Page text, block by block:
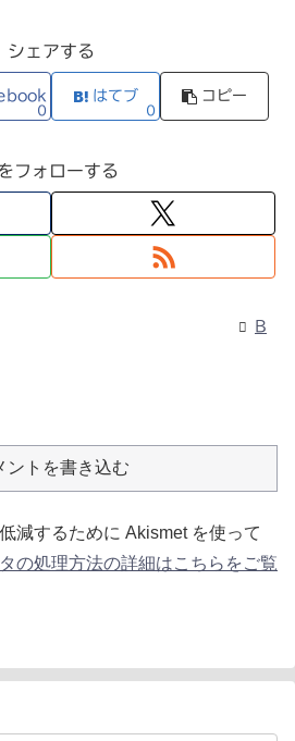
シェアする
0
はてブ
0
コピー
フォローする
B
ントを書き込む
減するために Akismet を使って
の処理方法の詳細はこちらをご覧